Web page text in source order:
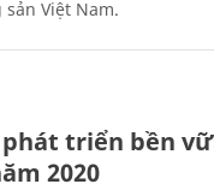
Việt Nam.
triển bền
2020